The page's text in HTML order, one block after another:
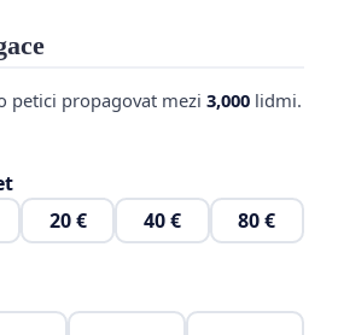
petici propagovat mezi 3,000 lidmi.
20 € 40 € 80 €